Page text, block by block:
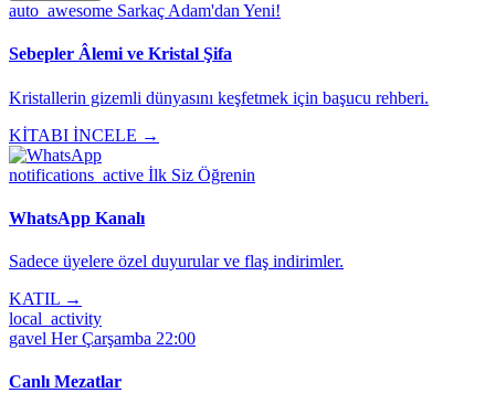
auto_awesome Sarkaç Adam'dan Yeni!
Sebepler Âlemi ve Kristal Şifa
Kristallerin gizemli dünyasını keşfetmek için başucu rehberi.
KİTABI İNCELE →
notifications_active İlk Siz Öğrenin
WhatsApp Kanalı
Sadece üyelere özel duyurular ve flaş indirimler.
KATIL →
local_activity
gavel Her Çarşamba 22:00
Canlı Mezatlar